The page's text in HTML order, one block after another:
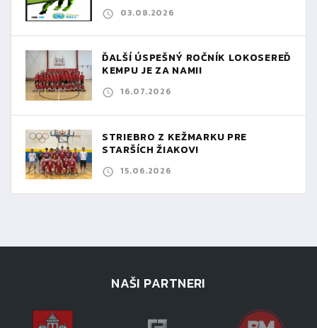
03.08.2026
ĎALŠÍ ÚSPEŠNÝ ROČNÍK LOKOSEREĎ
KEMPU JE ZA NAMI!
16.07.2026
STRIEBRO Z KEŽMARKU PRE
STARŠÍCH ŽIAKOV!
15.06.2026
NAŠI PARTNERI